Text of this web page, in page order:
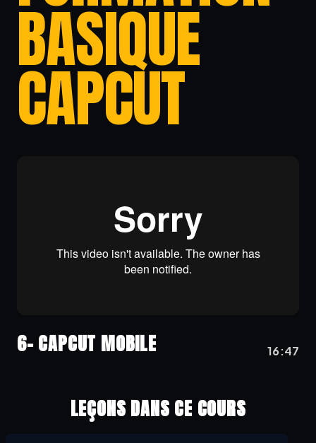
BASIQUE
CAPCUT
6- CAPCUT MOBILE 16:47
LEÇONS DANS CE COURS